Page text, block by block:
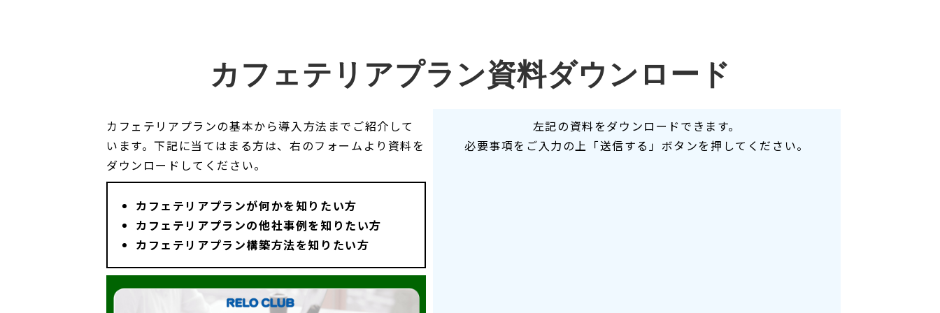
カフェテリアプラン資料ダウンロード
カフェテリアプランの基本から導入方法までご紹介して
います。下記に当てはまる方は、右のフォームより資料を
ダウンロードしてください。
カフェテリアプランが何かを知りたい方
カフェテリアプランの他社事例を知りたい方
カフェテリアプラン構築方法を知りたい方
左記の資料をダウンロードできます。
必要事項をご入力の上「送信する」ボタンを押してください。